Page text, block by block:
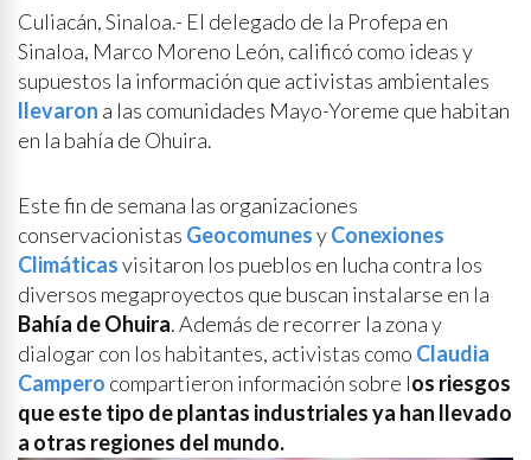
Culiacán, Sinaloa.- El delegado de la Profepa en
Sinaloa, Marco Moreno León, calificó como ideas y
supuestos la información que activistas ambientales
llevaron a las comunidades Mayo-Yoreme que habitan
en la bahía de Ohuira.
Este fin de semana las organizaciones
conservacionistas GeocomunesyConexiones
Climáticasvisitaron los pueblos en lucha contra los
diversos megaproyectos que buscan instalarse en la
Bahía de Ohuira. Además de recorrer la zona y
dialogar con los habitantes, activistas como Claudia
Campero compartieron información sobre los riesgos
que este tipo de plantas industriales ya han llevado
a otras regiones del mundo.